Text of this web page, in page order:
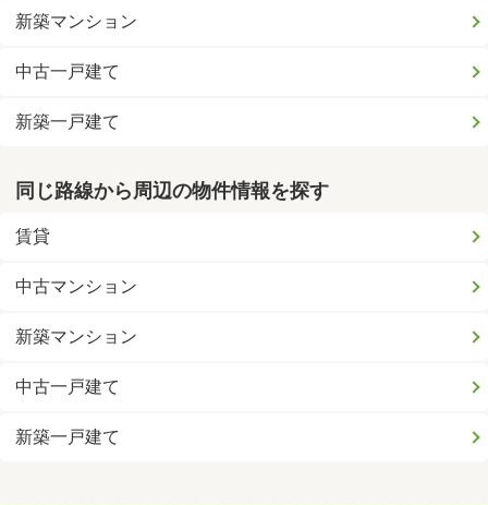
新築マンション
中古一戸建て
新築一戸建て
同じ路線から周辺の物件情報を探す
賃貸
中古マンション
新築マンション
中古一戸建て
新築一戸建て